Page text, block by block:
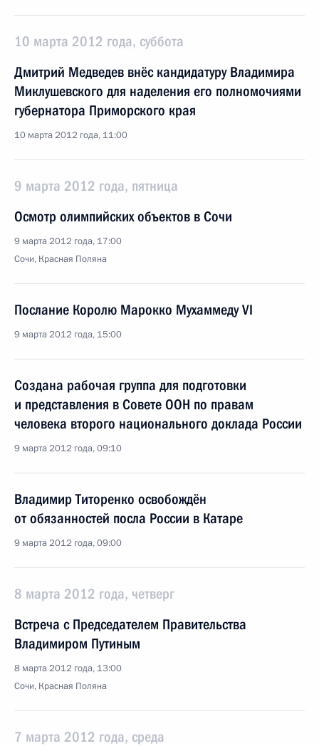
10 марта 2012 года, суббота
Дмитрий Медведев внёс кандидатуру Владимира
Миклушевского для наделения его полномочиями
губернатора Приморского края
10 марта 2012 года, 11:00
9 марта 2012 года, пятница
Осмотр олимпийских объектов в Сочи
9 марта 2012 года, 17:00
Сочи, Красная Поляна
Послание Королю Марокко Мухаммеду VI
9 марта 2012 года, 15:00
Создана рабочая группа для подготовки
и представления в Совете ООН по правам
человека второго национального доклада России
9 марта 2012 года, 09:10
Владимир Титоренко освобождён
от обязанностей посла России в Катаре
9 марта 2012 года, 09:00
8 марта 2012 года, четверг
Встреча с Председателем Правительства
Владимиром Путиным
8 марта 2012 года, 13:00
Сочи, Красная Поляна
7 марта 2012 года, среда